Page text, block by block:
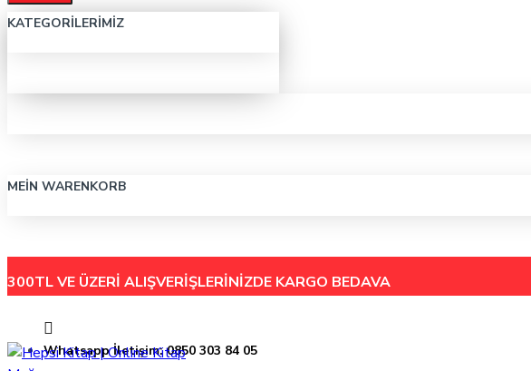
KATEGORILERIMIZ
MEIN WARENKORB
300TL VE ÜZERİ ALIŞVERİŞLERİNİZDE KARGO BEDAVA
Whatsapp İletişim: 0850 303 84 05